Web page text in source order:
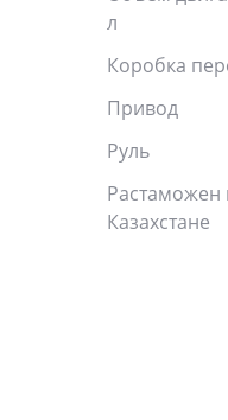
л
Коробка
Привод
Руль
Растаможен
Казахстане